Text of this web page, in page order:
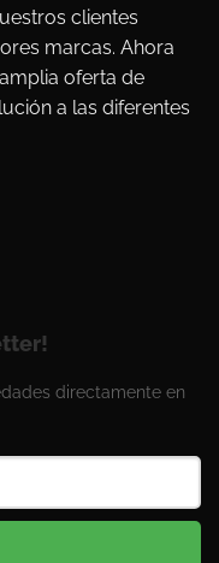
clientes
marcas. Ahora
oferta de
a las diferentes
directamente en